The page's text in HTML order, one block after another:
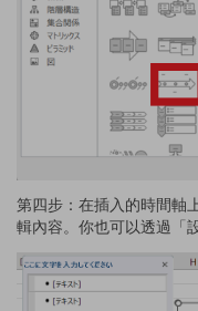
第四步：在插入的時間軸
輯內容。你也可以透過「